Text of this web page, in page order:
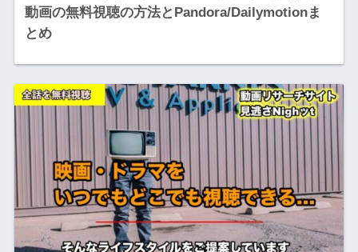
動画の無料視聴の方法とPandora/Dailymotionま
とめ